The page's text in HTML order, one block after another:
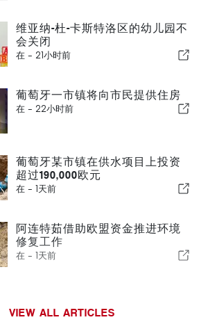
维亚纳-杜-卡斯特洛区的幼儿园不
会关闭
在 - 21小时前
葡萄牙一市镇将向市民提供住房
在 - 22小时前
葡萄牙某市镇在供水项目上投资
超过190,000欧元
在 - 1天前
阿连特茹借助欧盟资金推进环境
修复工作
在 - 1天前
VIEW ALL ARTICLES